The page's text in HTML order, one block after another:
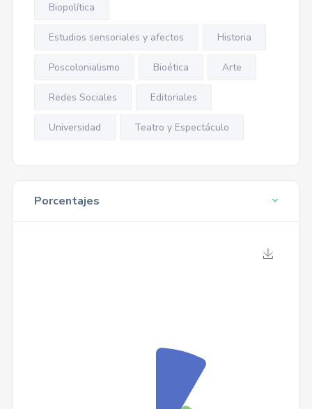
Biopolítica
Estudios sensoriales y afectos Historia
Poscolonialismo Bioética Arte
Redes Sociales Editoriales
Universidad Teatro y Espectáculo
Porcentajes